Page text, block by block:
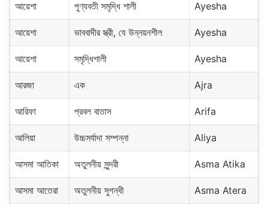
আয়েশা পুণ্যবতী সমৃদ্ধি শালী Ayesha
আয়েশা ভাববাদীর স্ত্রী, যে উন্নয়নশীল Ayesha
আয়েশা সমৃদ্ধিশালী Ayesha
আরজা এক Ajra
আরিফা প্রবল বাতাস Arifa
আলিয়া উচ্চমর্যাদা সম্পন্না Aliya
আসমা আতিকা অতুলনীয় সুন্দরী Asma Atika
আসমা আতেরা অতুলনীয় সুগন্ধী Asma Atera